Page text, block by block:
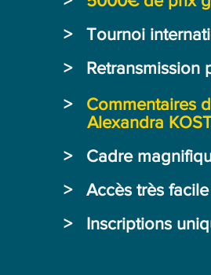
> Tournoi
> Retransmission
> Commentaires
Alexandra
> Cadre
> Accès très facile
> Inscriptions